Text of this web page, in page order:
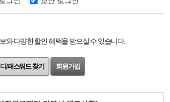
와 다양한 할인 혜택을 받으실 수 있습니다.
/패스워드 찾기 회원가입